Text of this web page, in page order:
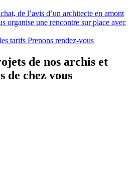
de l’avis d’un architecte en amont
organise une rencontre sur place avec
tarifs Prenons rendez-vous
de nos archis et
de chez vous